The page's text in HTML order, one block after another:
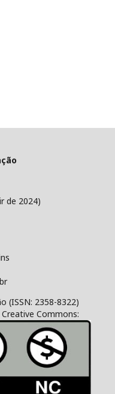
de 2024)
(ISSN: 2358-8322)
Commons: